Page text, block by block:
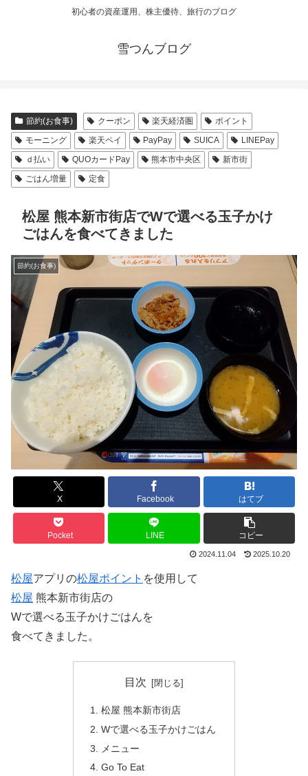
初心者の資産運用、株主優待、旅行のブログ
雪つんブログ
節約(お食事) クーポン 楽天経済圏
ポイント
モーニング
楽天ペイ PayPay SUICA
LINEPay
ｄ払い
QUOカードPay 熊本市中央区
新市街
ごはん増量
定食
松屋 熊本新市街店でWで選べる玉子かけ
ごはんを食べてきました
節約(お食事)
X Facebook はてブ
Pocket LINE コピー
2024.11.04 2025.10.20
松屋アプリの松屋ポイント を使用して
松屋 熊本新市街店の
Wで選べる玉子かけごはんを
食べてきました。
目次
松屋 熊本新市街店
Wで選べる玉子かけごはん
メニュー
Go To Eat